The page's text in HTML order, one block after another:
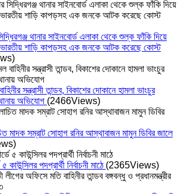
থানার সাইনবোর্ড এলাকা থেকে শুল্ক ফাঁকি দিয়ে
ভারতীয় শাড়ি কাপড়সহ এক জনকে আটক করেছে কোস্ট
সন্ত্রাসী তান্ডব, বিকাশের দোকানে হামলা ভাংচুর
অভিযোগ (2466Views)
মাদক সম্রাট সোহাগ রনির আস্থাবাজন মামুন ডিবির জালে
কাউন্সিলর পদপ্রার্থী নির্বাচনী মাঠে (2365Views)